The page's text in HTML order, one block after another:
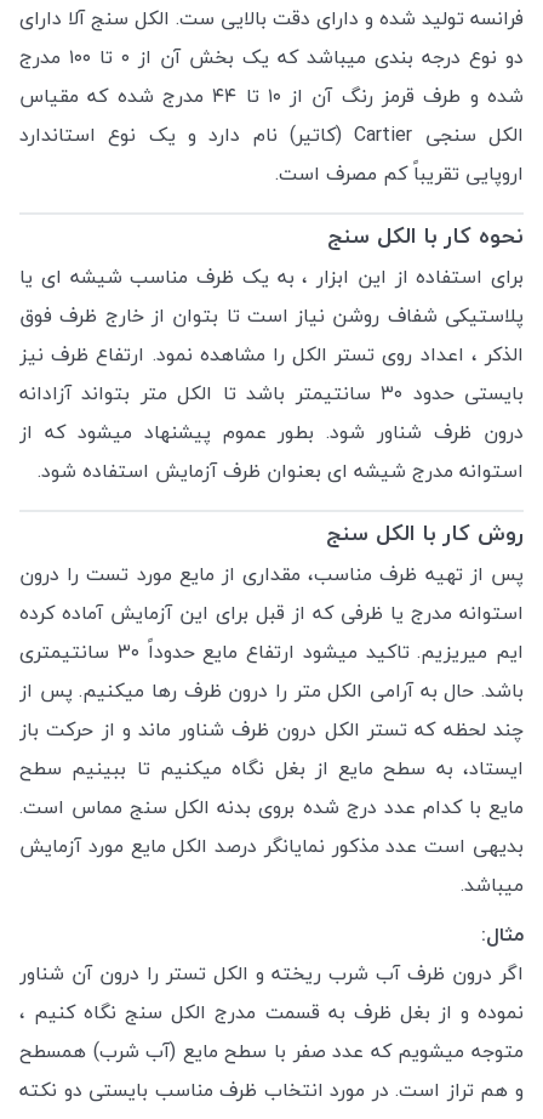
فرانسه تولید شده و دارای دقت بالایی ست. الکل سنج آلا دارای
دو نوع درجه بندی میباشد که یک بخش آن از ۰ تا ۱۰۰ مدرج
شده و طرف قرمز رنگ آن از ۱۰ تا ۴۴ مدرج شده که مقیاس
الکل سنجی Cartier (کاتیر) نام دارد و یک نوع استاندارد
اروپایی تقریباً کم مصرف است.
نحوه کار با الکل سنج
برای استفاده از این ابزار ، به یک ظرف مناسب شیشه ای یا
پلاستیکی شفاف روشن نیاز است تا بتوان از خارج ظرف فوق
الذکر ، اعداد روی تستر الکل را مشاهده نمود. ارتفاع ظرف نیز
بایستی حدود ۳۰ سانتیمتر باشد تا الکل متر بتواند آزادانه
درون ظرف شناور شود. بطور عموم پیشنهاد میشود که از
استوانه مدرج شیشه ای بعنوان ظرف آزمایش استفاده شود.
روش کار با الکل سنج
پس از تهیه ظرف مناسب، مقداری از مایع مورد تست را درون
استوانه مدرج یا ظرفی که از قبل برای این آزمایش آماده کرده
ایم میریزیم. تاکید میشود ارتفاع مایع حدوداً ۳۰ سانتیمتری
باشد. حال به آرامی الکل متر را درون ظرف رها میکنیم. پس از
چند لحظه که تستر الکل درون ظرف شناور ماند و از حرکت باز
ایستاد، به سطح مایع از بغل نگاه میکنیم تا ببینیم سطح
مایع با کدام عدد درج شده بروی بدنه الکل سنج مماس است.
بدیهی است عدد مذکور نمایانگر درصد الکل مایع مورد آزمایش
میباشد.
مثال:
اگر درون ظرف آب شرب ریخته و الکل تستر را درون آن شناور
نموده و از بغل ظرف به قسمت مدرج الکل سنج نگاه کنیم ،
متوجه میشویم که عدد صفر با سطح مایع (آب شرب) همسطح
و هم تراز است. در مورد انتخاب ظرف مناسب بایستی دو نکته